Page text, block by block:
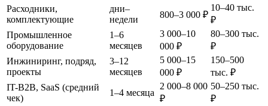
Расходники,
комплектующие
дни–
недели
800–3 000 ₽
10–40 тыс.
₽
Промышленное
оборудование
1–6
месяцев
3 000–10
000 ₽
80–300 тыс.
₽
Инжиниринг, подряд,
проекты
3–12
месяцев
5 000–15
000 ₽
150–500
тыс. ₽
IT-B2B, SaaS (средний
чек)
1–4 месяца
2 000–8 000
₽
50–250 тыс.
₽